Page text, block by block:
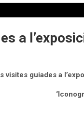
a
visites guiades a